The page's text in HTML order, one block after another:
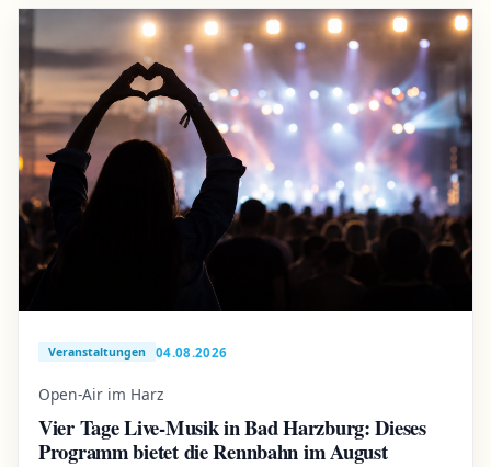
Veranstaltungen 04.08.2026
Open-Air im Harz
Vier Tage Live-Musik in Bad Harzburg: Dieses
Programm bietet die Rennbahn im August